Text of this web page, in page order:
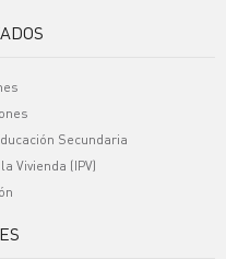
Secundaria
Vivienda (IPV)